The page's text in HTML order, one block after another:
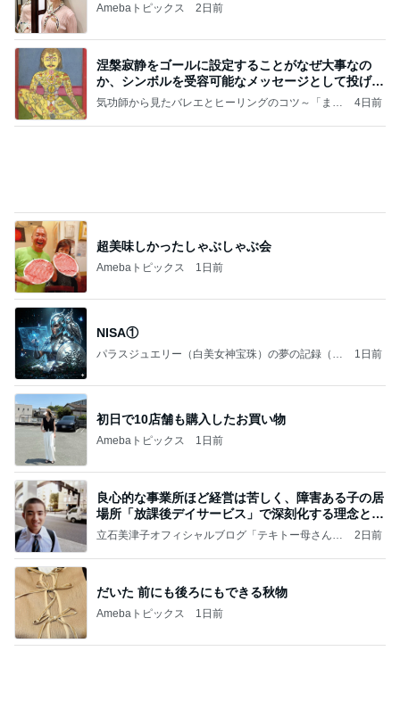
Amebaトピックス 2日前
涅槃寂静をゴールに設定することがなぜ大事なの
か、シンボルを受容可能なメッセージとして投げる
ことが
気功師から見たバレエとヒーリングのコツ～「まと
4日前
NISA①
パラスジュエリー（白美女神宝珠）の夢の記録（続
初日で10店舗も購入したお買い物
Amebaトピックス 1日前
良心的な事業所ほど経営は苦しく、障害ある子の居
場所「放課後デイサービス」で深刻化する理念と現
実の
立石美津子オフィシャルブログ「テキトー母さんの
だいた 前にも後ろにもできる秋物
Amebaトピックス
好きな男には愛されない女の魂の秘密
クノタチホオフィシャルブログ「恋学・性学研究